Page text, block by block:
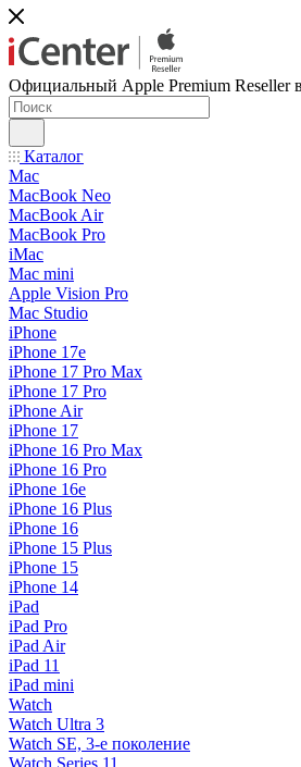
Официальный Apple Premium Reseller
Каталог
Mac
MacBook Neo
MacBook Air
MacBook Pro
iMac
Mac mini
Apple Vision Pro
Mac Studio
iPhone
iPhone 17e
iPhone 17 Pro Max
iPhone 17 Pro
iPhone Air
iPhone 17
iPhone 16 Pro Max
iPhone 16 Pro
iPhone 16e
iPhone 16 Plus
iPhone 16
iPhone 15 Plus
iPhone 15
iPhone 14
iPad
iPad Pro
iPad Air
iPad 11
iPad mini
Watch
Watch Ultra 3
Watch SE, 3-е поколение
Watch Series 11